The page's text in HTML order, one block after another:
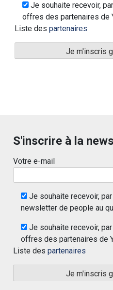
Je souhaite recevoir,
offres des partenaires de
Liste des partenaires
S'inscrire à la
Votre e-mail
Je souhaite recevoir,
newsletter de people au
Je souhaite recevoir,
offres des partenaires de
Liste des partenaires